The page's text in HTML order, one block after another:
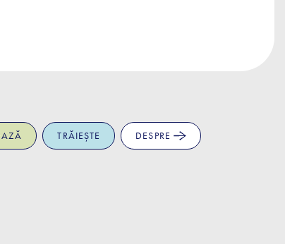
TRĂIEȘTE DESPRE